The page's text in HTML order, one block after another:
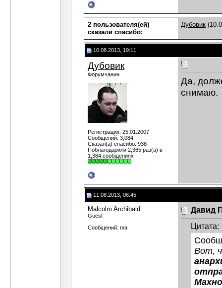
2 пользователя(ей)
сказали cпасибо:
Дубовик
10.08.2013, 19:11
Дубовик
Форумчанин
Регистрация: 25.01.2007
Сообщений: 3,084
Сказал(а) спасибо: 938
Поблагодарили 2,365 раз(а) в
1,384 сообщениях
Да,
снимаю.
11.08.2013, 06:45
Malcolm Archibald
Guest
Сообщений: n/a
Давид
Цитата:
Вот,